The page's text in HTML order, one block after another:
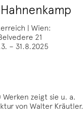
| Wien:
21
– 31.8.2025
zeigt sie u. a.
von Walter Kräutler.